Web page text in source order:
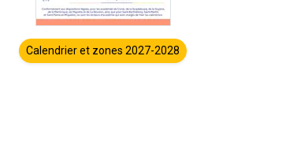
Calendrier et zones 2027-2028